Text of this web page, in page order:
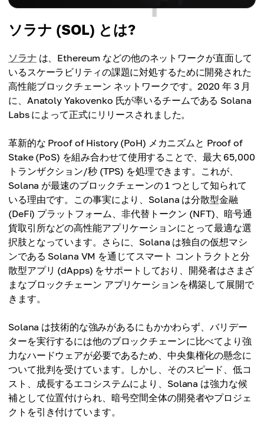
ソラナ (SOL) とは?
ソラナは、Ethereum などの他のネットワークが直面して
いるスケーラビリティの課題に対処するために開発された
高性能ブロックチェーン ネットワークです。2020 年 3 月
に、Anatoly Yakovenko 氏が率いるチームである Solana
Labs によって正式にリリースされました。
革新的な Proof of History (PoH) メカニズムと Proof of
Stake (PoS) を組み合わせて使用​​することで、最大 65,000
トランザクション/秒 (TPS) を処理できます。これが、
Solana が最速のブロックチェーンの 1 つとして知られて
いる理由です。この事実により、Solana は分散型金融
(DeFi) プラットフォーム、非代替トークン (NFT)、暗号通
貨取引所などの高性能アプリケーションにとって最適な選
択肢となっています。さらに、Solana は独自の仮想マシ
ンである Solana VM を通じてスマート コントラクトと分
散型アプリ (dApps) をサポートしており、開発者はさまざ
まなブロックチェーン アプリケーションを構築して展開で
きます。
Solana は技術的な強みがあるにもかかわらず、バリデー
ターを実行するには他のブロックチェーンに比べてより強
力なハードウェアが必要であるため、中央集権化の懸念に
ついて批判を受けています。しかし、そのスピード、低コ
スト、成長するエコシステムにより、Solana は強力な候
補として位置付けられ、暗号空間全体の開発者やプロジェ
クトを引き付けています。